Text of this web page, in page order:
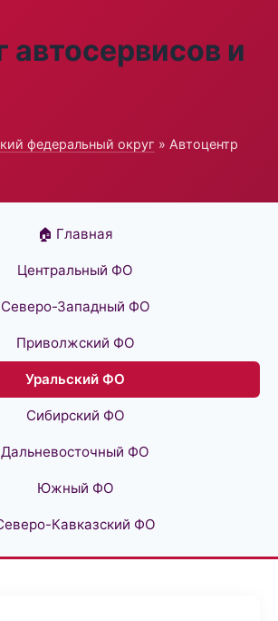
автосервисов и
федеральный округ » Автоцентр
🏠 Главная
Центральный ФО
Северо-Западный ФО
Приволжский ФО
Уральский ФО
Сибирский ФО
Дальневосточный ФО
Южный ФО
Кавказский ФО